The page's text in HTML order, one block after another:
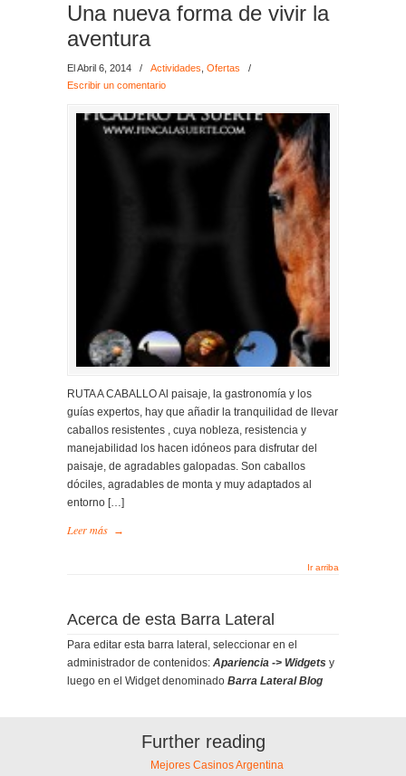
Una nueva forma de vivir la
aventura
El Abril 6, 2014 / Actividades Ofertas
/
Escribir un comentario
RUTA A CABALLO Al paisaje, la gastronomía y los
guías expertos, hay que añadir la tranquilidad de llevar
caballos resistentes , cuya nobleza, resistencia y
manejabilidad los hacen idóneos para disfrutar del
paisaje, de agradables galopadas. Son caballos
dóciles, agradables de monta y muy adaptados al
entorno […]
Leer más →
Ir arriba
Acerca de esta Barra Lateral
Para editar esta barra lateral, seleccionar en el
administrador de contenidos: Apariencia -> Widgets y
luego en el Widget denominado Barra Lateral Blog
Further reading
Mejores Casinos Argentina